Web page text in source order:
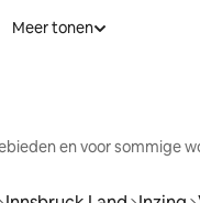
Meer tonen
en voor sommige